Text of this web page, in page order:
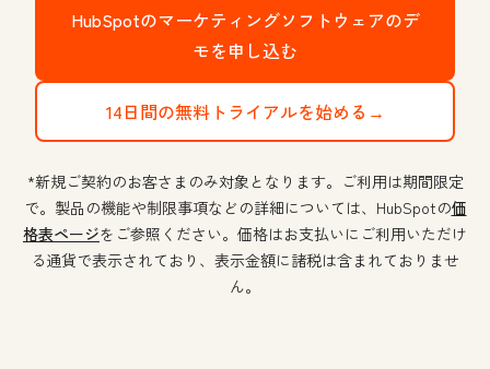
HubSpotのマーケティングソフトウェアのデ
モを申し込む
14日間の無料トライアルを始める→
*新規ご契約のお客さまのみ対象となります。ご利用は期間限定
で。製品の機能や制限事項などの詳細については、HubSpotの価
格表ページをご参照ください。価格はお支払いにご利用いただけ
る通貨で表示されており、表示金額に諸税は含まれておりませ
ん。